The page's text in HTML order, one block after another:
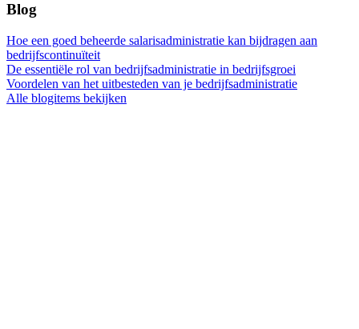
Blog
Hoe een goed beheerde salarisadministratie kan bijdragen aan
bedrijfscontinuïteit
De essentiële rol van bedrijfsadministratie in bedrijfsgroei
Voordelen van het uitbesteden van je bedrijfsadministratie
Alle blogitems bekijken